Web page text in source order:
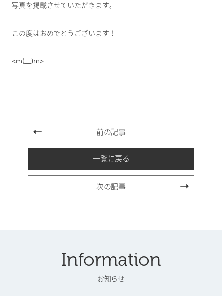
写真を掲載させていただきます。
この度はおめでとうございます！
<m(__)m>
前の記事
一覧に戻る
次の記事
Information
お知らせ